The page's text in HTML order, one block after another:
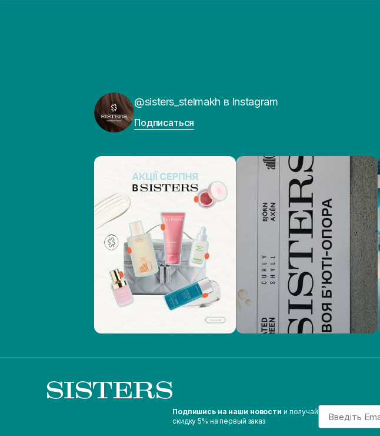
@sisters_stelmakh в Instagram
Подписаться
Подпишись на наши новости и получай
скидку 5% на первый заказ
Email